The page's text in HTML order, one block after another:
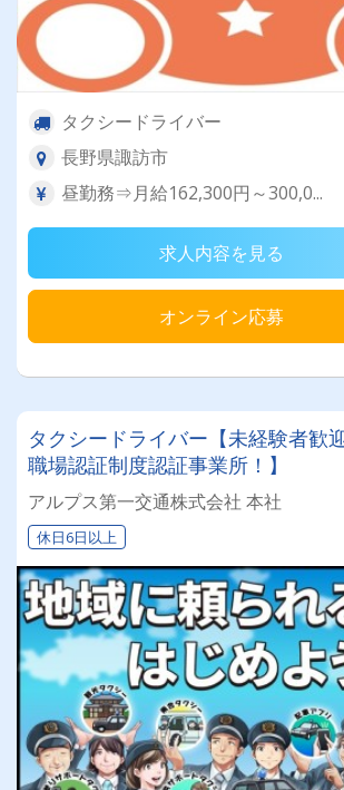
タクシードライバー
長野県諏訪市
昼勤務⇒月給162,300円～300,0...
求人内容を見る
オンライン応募
タクシードライバー【未経験者歓
職場認証制度認証事業所！】
アルプス第一交通株式会社 本社
休日6日以上